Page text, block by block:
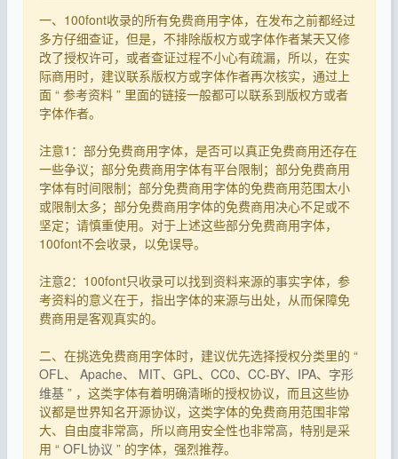
一、100font收录的所有免费商用字体，在发布之前都经过
多方仔细查证，但是，不排除版权方或字体作者某天又修
改了授权许可，或者查证过程不小心有疏漏，所以，在实
际商用时，建议联系版权方或字体作者再次核实，通过上
面 “ 参考资料 ” 里面的链接一般都可以联系到版权方或者
字体作者。
注意1：部分免费商用字体，是否可以真正免费商用还存在
一些争议；部分免费商用字体有平台限制；部分免费商用
字体有时间限制；部分免费商用字体的免费商用范围太小
或限制太多；部分免费商用字体的免费商用决心不足或不
坚定；请慎重使用。对于上述这些部分免费商用字体，
100font不会收录，以免误导。
注意2：100font只收录可以找到资料来源的事实字体，参
考资料的意义在于，指出字体的来源与出处，从而保障免
费商用是客观真实的。
二、在挑选免费商用字体时，建议优先选择授权分类里的 “
OFL、 Apache、 MIT、 GPL、 CC0、 CC-BY、 IPA、 字形
维基 ” ，这类字体有着明确清晰的授权协议，而且这些协
议都是世界知名开源协议，这类字体的免费商用范围非常
大、自由度非常高，所以商用安全性也非常高，特别是采
用 “ OFL协议 ” 的字体，强烈推荐。